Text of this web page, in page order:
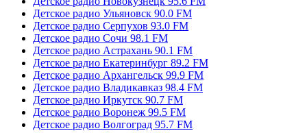
Детское радио Ульяновск 90.0 FM
Детское радио Серпухов 93.0 FM
Детское радио Сочи 98.1 FM
Детское радио Астрахань 90.1 FM
Детское радио Екатеринбург 89.2 FM
Детское радио Архангельск 99.9 FM
Детское радио Владикавказ 98.4 FM
Детское радио Иркутск 90.7 FM
Детское радио Воронеж 99.5 FM
Детское радио Волгоград 95.7 FM